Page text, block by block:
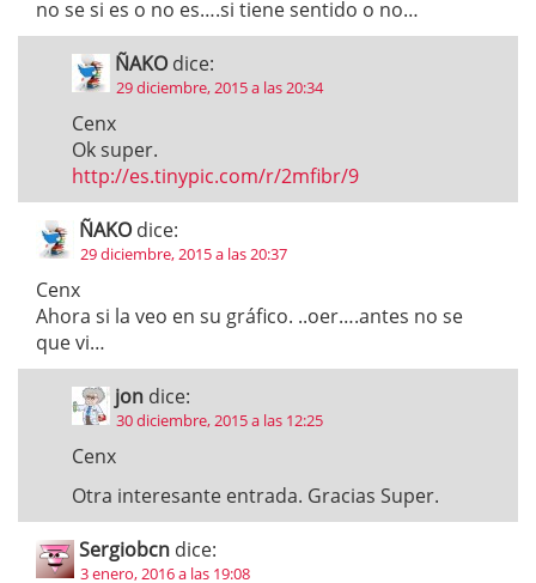
no se si es o no es….si tiene sentido o no…
ÑAKO dice:
29 diciembre, 2015 a las 20:34
Cenx
Ok super.
http://es.tinypic.com/r/2mfibr/9
ÑAKO dice:
29 diciembre, 2015 a las 20:37
Cenx
Ahora si la veo en su gráfico. ..oer….antes no se
que vi…
jon dice:
30 diciembre, 2015 a las 12:25
Cenx
Otra interesante entrada. Gracias Super.
Sergiobcn dice:
3 enero, 2016 a las 19:08